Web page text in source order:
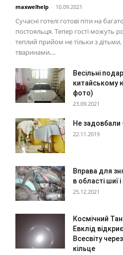
maxwelhelp - 10.09.2021
Сучасні готелі готові піти на
постояльця. Тепер гості можуть
теплий прийом не тільки з
тваринами,...
Весільні
китайському
фото)
23.09.2021
Не задовбали
22.11.2019
Вправа для
в області шиї
25.12.2021
Космічний
Евклід
Всесвіту
кільце